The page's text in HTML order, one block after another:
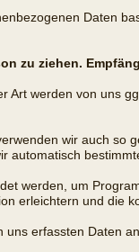
Daten
zu ziehen.
Art werden von uns
wir auch so
automatisch
werden, um
erleichtern und die
uns erfassten Daten